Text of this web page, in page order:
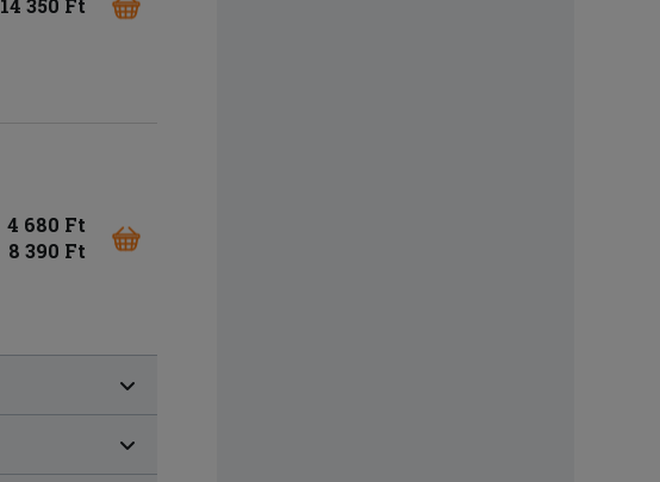
14 350 Ft
4 680 Ft
8 390 Ft